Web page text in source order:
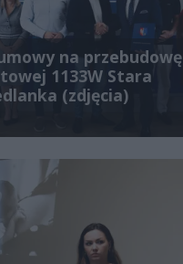
na przebudowę
1133W Stara
(zdjęcia)